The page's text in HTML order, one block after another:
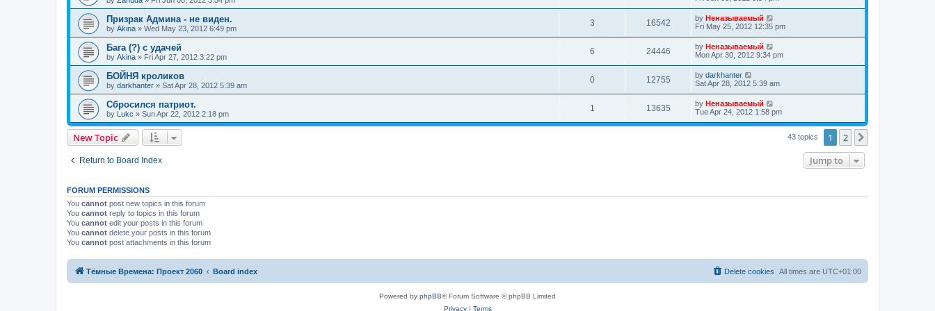
Призрак Админа - не виден.
by Akina » Wed May 23, 2012 6:49 pm
3 16542 by Неназываемый
Fri May 25, 2012 12:35 pm
Бага (?) с удачей
by Akina » Fri Apr 27, 2012 3:22 pm
6 24446 by Неназываемый
Mon Apr 30, 2012 9:34 pm
БОЙНЯ кроликов
by darkhanter » Sat Apr 28, 2012 5:39 am
0 12755 by darkhanter
Sat Apr 28, 2012 5:39 am
Сбросился патриот.
by Lukc » Sun Apr 22, 2012 2:18 pm
1 13635 by Неназываемый
Tue Apr 24, 2012 1:58 pm
New Topic 43 topics 1 2
Return to Board Index Jump to
FORUM PERMISSIONS
You cannot post new topics in this forum
You cannot reply to topics in this forum
You cannot edit your posts in this forum
You cannot delete your posts in this forum
You cannot post attachments in this forum
Тёмные Времена: Проект 2060 Board index All times are UTC+01:00
Delete cookies
Powered by phpBB® Forum Software © phpBB Limited
Privacy| Terms